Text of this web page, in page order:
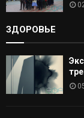
ЗДОРОВЬЕ